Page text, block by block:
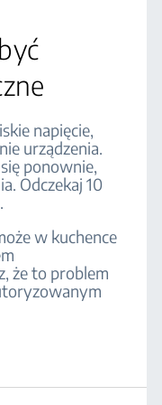
napięcie,
urządzenia.
ponownie,
Odczekaj 10
w kuchence
że to problem